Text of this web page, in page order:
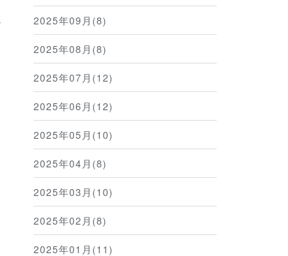
2025年09月(8)
2025年08月(8)
2025年07月(12)
2025年06月(12)
2025年05月(10)
2025年04月(8)
2025年03月(10)
2025年02月(8)
2025年01月(11)